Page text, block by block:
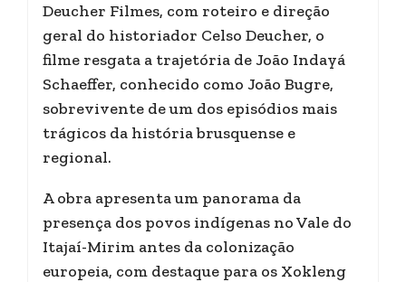
Deucher Filmes, com roteiro e direção
geral do historiador Celso Deucher, o
filme resgata a trajetória de João Indayá
Schaeffer, conhecido como João Bugre,
sobrevivente de um dos episódios mais
trágicos da história brusquense e
regional.
A obra apresenta um panorama da
presença dos povos indígenas no Vale do
Itajaí-Mirim antes da colonização
europeia, com destaque para os Xokleng